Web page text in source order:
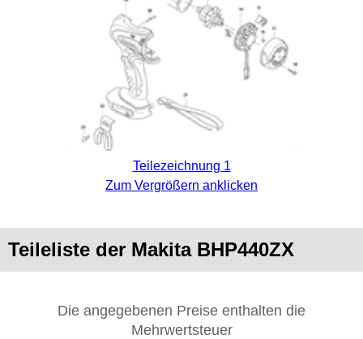
Teilezeichnung 1
Zum Vergrößern anklicken
Teileliste der Makita BHP440ZX
Die angegebenen Preise enthalten die
Mehrwertsteuer